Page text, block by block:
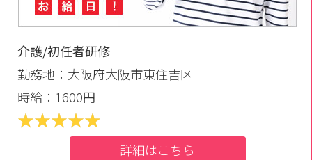
介護/初任者研修
勤務地：大阪府大阪市東住吉区
時給：1600円
詳細はこちら